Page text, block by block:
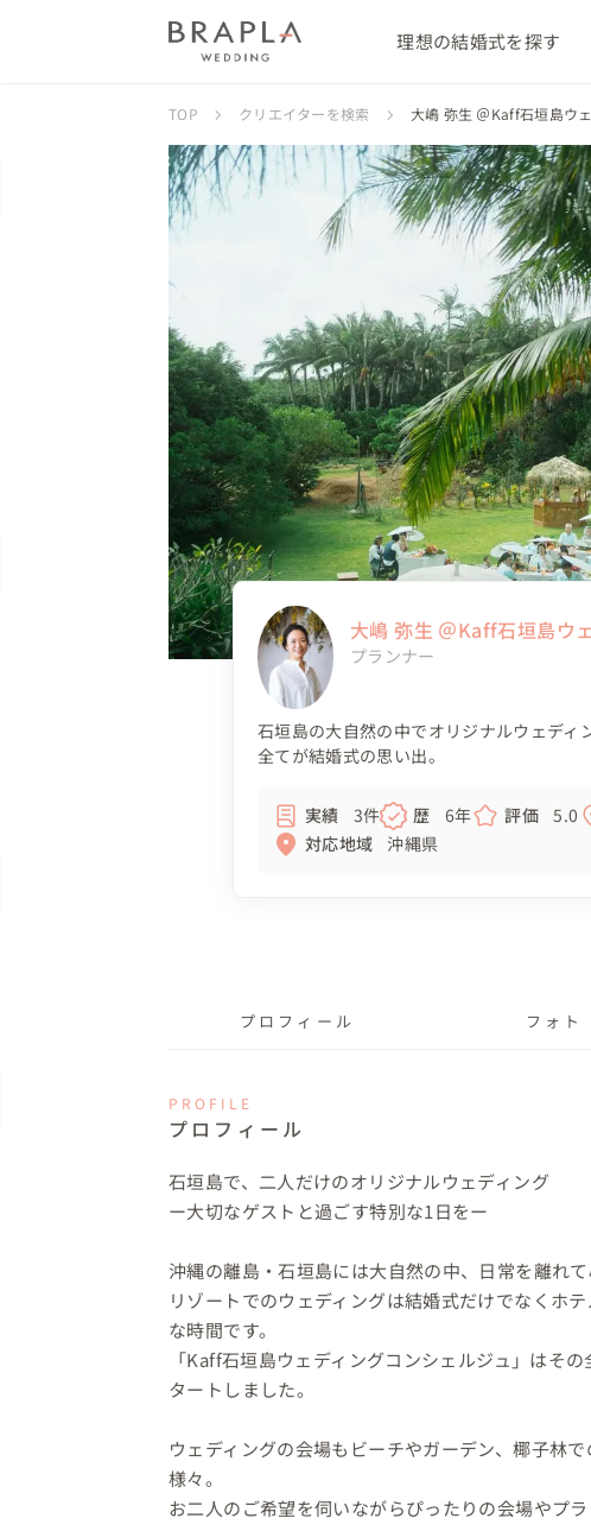
理想の結婚式を探す
TOP クリエイターを検索 大嶋 弥生 ＠Kaff石垣島ウ
大嶋 弥生 ＠Kaff石垣島ウ
プランナー
石垣島の大自然の中でオリジナルウェディ
全てが結婚式の思い出。
実績 3件 歴 6年 評価 5.0
対応地域
沖縄県
プロフィール フォト
PROFILE
プロフィール
石垣島で、二人だけのオリジナルウェディング
ー大切なゲストと過ごす特別な1日をー
沖縄の離島・石垣島には大自然の中、日常を離れ
リゾートでのウェディングは結婚式だけでなくホ
な時間です。
「Kaff石垣島ウェディングコンシェルジュ」はそ
タートしました。
ウェディングの会場もビーチやガーデン、椰子林
様々。
お二人のご希望を伺いながらぴったりの会場やプ